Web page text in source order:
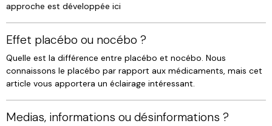
approche est développée ici
Effet placébo ou nocébo ?
Quelle est la différence entre placébo et nocébo. Nous
connaissons le placébo par rapport aux médicaments, mais cet
article vous apportera un éclairage intéressant.
Medias, informations ou désinformations ?